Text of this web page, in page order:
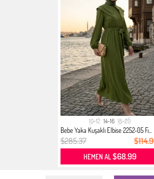
10-12 14-16 18-20
Bebe Yaka Kuşaklı Elbise 2252-05 Fı...
$285.37
HEMEN AL$68.99